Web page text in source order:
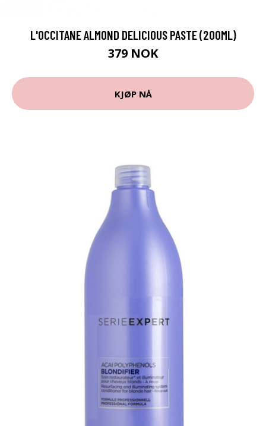
L'OCCITANE ALMOND DELICIOUS PASTE (200ML)
379 NOK
KJØP NÅ